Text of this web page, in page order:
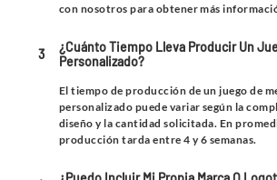
con nosotros para obtener más
3
¿Cuánto Tiempo Lleva Producir Un
Personalizado?
El tiempo de producción de un juego de
personalizado puede variar según la
diseño y la cantidad solicitada. En
producción tarda entre 4 y 6 semanas.